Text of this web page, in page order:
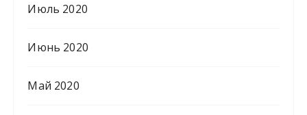
Июль 2020
Июнь 2020
Май 2020